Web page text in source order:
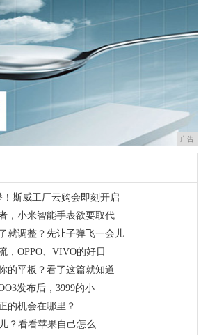
广告
斯威工厂云购会即刻开启
，小米智能手表欲要取代
就调整？先让子弹飞一会儿
，OPPO、VIVO的好日
的平板？看了这篇就知道
发布后，3999的小
的机会在哪里？
？看看苹果自己怎么